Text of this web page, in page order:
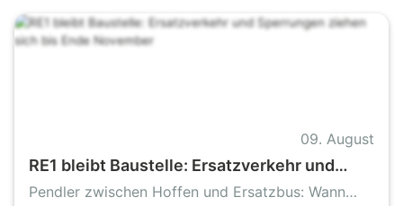
09. August
RE1 bleibt Baustelle: Ersatzverkehr und
Sperrungen ziehen sich bis Ende November
Pendler zwischen Hoffen und Ersatzbus: Wann